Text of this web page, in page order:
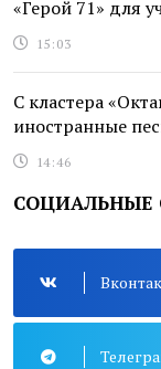
«Герой 71» для
15:03
С кластера
иностранные
14:46
СОЦИАЛЬНЫЕ